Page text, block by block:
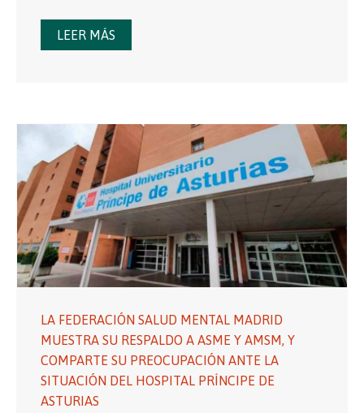
LEER MÁS
LA FEDERACIÓN SALUD MENTAL MADRID
MUESTRA SU RESPALDO A ASME Y AMSM, Y
COMPARTE SU PREOCUPACIÓN ANTE LA
SITUACIÓN DEL HOSPITAL PRÍNCIPE DE
ASTURIAS